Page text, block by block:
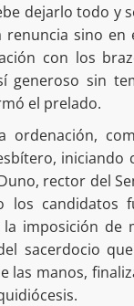
dejarlo todo y
sino
con los
generoso sin
el prelado.
iniciando
rector del
candidatos
imposición de
sacerdocio
manos,